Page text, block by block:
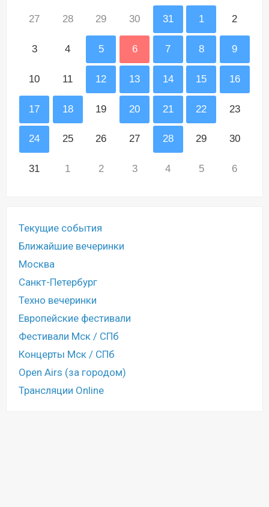
27 28 29 30 31 1 2
3 4 5 6 7 8 9
10 11 12 13 14 15 16
17 18 19 20 21 22 23
24 25 26 27 28 29 30
31 1 2 3 4 5 6
Текущие события
Ближайшие вечеринки
Москва
Санкт-Петербург
Техно вечеринки
Европейские фестивали
Фестивали Мск / СПб
Концерты Мск / СПб
Open Airs (за городом)
Трансляции Online